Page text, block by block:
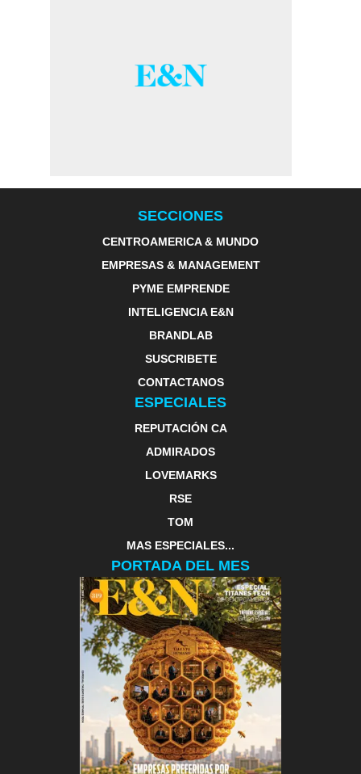
SECCIONES
CENTROAMERICA & MUNDO
EMPRESAS & MANAGEMENT
PYME EMPRENDE
INTELIGENCIA E&N
BRANDLAB
SUSCRIBETE
CONTACTANOS
ESPECIALES
REPUTACIÓN CA
ADMIRADOS
LOVEMARKS
RSE
TOM
MAS ESPECIALES...
PORTADA DEL MES